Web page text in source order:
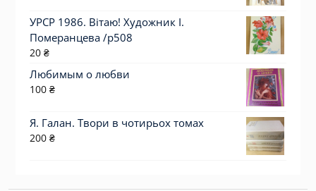
УРСР 1986. Вітаю! Художник І.
Померанцева /р508
20 ₴
Любимым о любви
100 ₴
Я. Галан. Твори в чотирьох томах
200 ₴